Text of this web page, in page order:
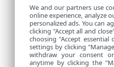
We and our partners use
online experience, analyze
personalized ads. You can
clicking "Accept all and
choosing "Accept
settings by clicking
withdraw your consent
anytime by clicking the